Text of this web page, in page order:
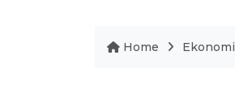
Home Ekonomi